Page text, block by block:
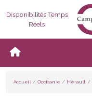
Disponibilités Temps
Réels
Accueil Occitanie Hérault